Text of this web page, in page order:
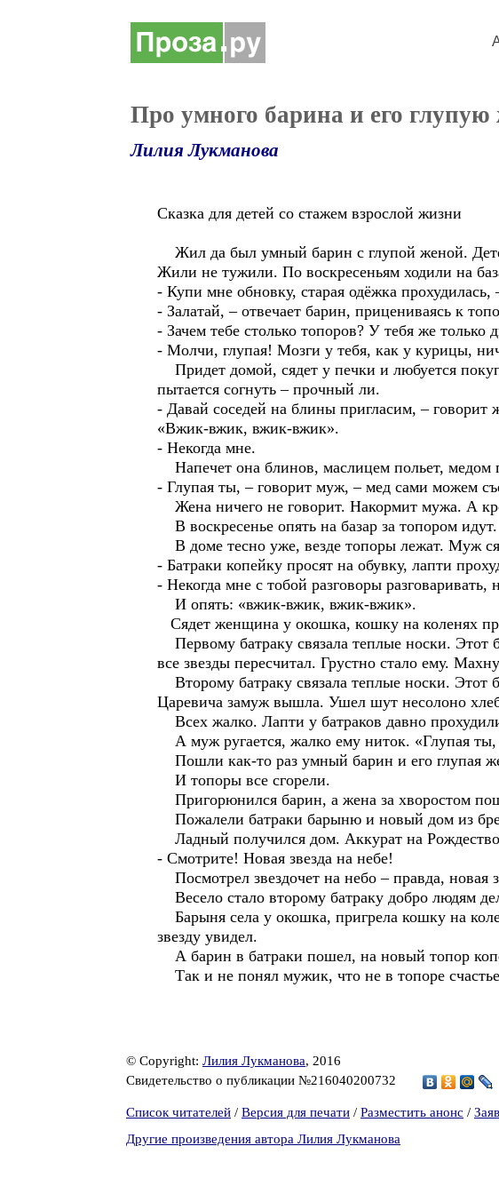
Про умного барина и его глупую
Лилия Лукманова
Сказка для детей со стажем взрослой жизни
Жил да был умный барин с глупой женой.
Жили не тужили. По воскресеньям ходили на
- Купи мне обновку, старая одёжка прохудилась,
- Залатай, – отвечает барин, прицениваясь к
- Зачем тебе столько топоров? У тебя же только
- Молчи, глупая! Мозги у тебя, как у курицы,
Придет домой, сядет у печки и любуется
пытается согнуть – прочный ли.
- Давай соседей на блины пригласим, – говорит
«Вжик-вжик, вжик-вжик».
- Некогда мне.
Напечет она блинов, маслицем польет, медом
- Глупая ты, – говорит муж, – мед сами можем
Жена ничего не говорит. Накормит мужа. А
В воскресенье опять на базар за топором идут.
В доме тесно уже, везде топоры лежат. Муж
- Батраки копейку просят на обувку, лапти
- Некогда мне с тобой разговоры разговаривать,
И опять: «вжик-вжик, вжик-вжик».
Сядет женщина у окошка, кошку на коленях
Первому батраку связала теплые носки. Этот
все звезды пересчитал. Грустно стало ему.
Второму батраку связала теплые носки. Этот
Царевича замуж вышла. Ушел шут несолоно
Всех жалко. Лапти у батраков давно
А муж ругается, жалко ему ниток. «Глупая
Пошли как-то раз умный барин и его глупая
И топоры все сгорели.
Пригорюнился барин, а жена за хворостом
Пожалели батраки барыню и новый дом из
Ладный получился дом. Аккурат на
- Смотрите! Новая звезда на небе!
Посмотрел звездочет на небо – правда,
Весело стало второму батраку добро людям
Барыня села у окошка, пригрела кошку на
звезду увидел.
А барин в батраки пошел, на новый топор
Так и не понял мужик, что не в топоре
© Copyright: Лилия Лукманова, 2016
Свидетельство о публикации №216040200732
Список читателей / Версия для печати / Разместить анонс /
Другие произведения автора Лилия Лукманова